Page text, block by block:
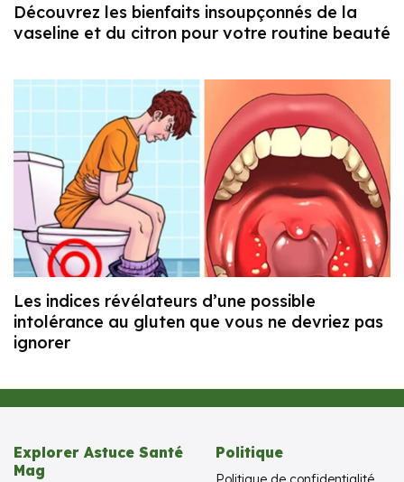
Découvrez les bienfaits insoupçonnés de la
vaseline et du citron pour votre routine beauté
Les indices révélateurs d’une possible
intolérance au gluten que vous ne devriez pas
ignorer
Explorer Astuce Santé
Mag
Politique